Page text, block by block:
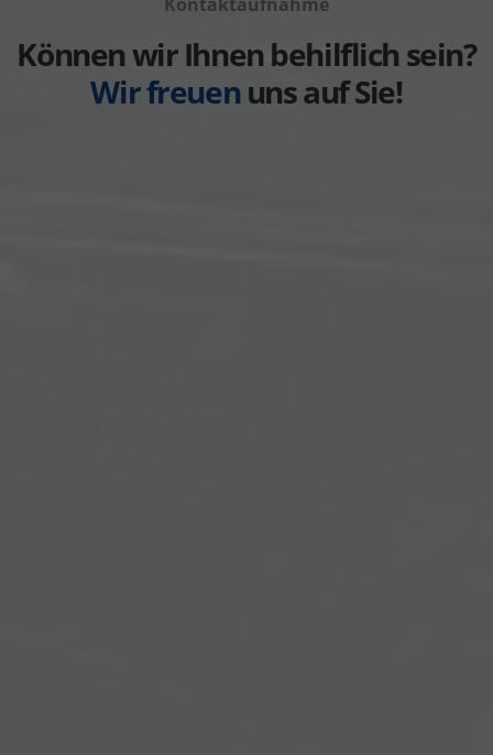
anzeigen
Kontaktaufnahme
Können wir Ihnen behilflich sein?
Wir freuenuns auf Sie!